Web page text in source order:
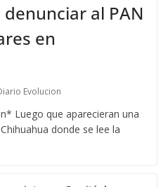
al PAN
en
Evolucion
Luego que aparecieran una
donde se lee la